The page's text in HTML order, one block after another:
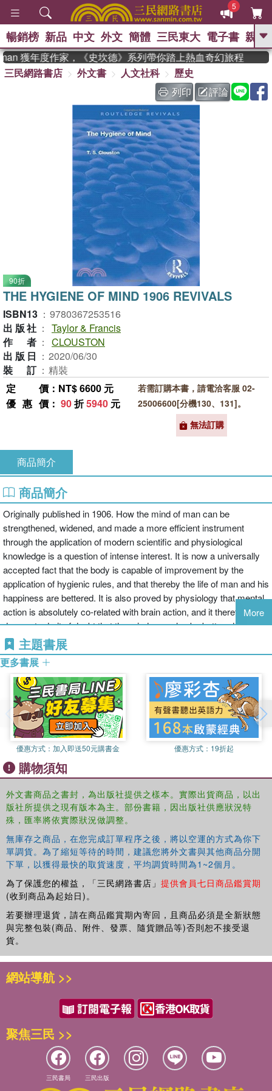
5
GO
熱搜： 東野圭吾 、
The Odyssey 、 父親節 、 如果歷
史是一群喵 、 暑期推薦 、 國際布克
獎 臺灣漫遊錄 、
登輝時代 、 數學女孩：黎曼猜想
偉大的迷走神經
暢銷榜 新品 中文 外文 簡體 三民東大 電子書 親子
獲年度作家，《史坎德》系列帶你踏上熱血奇幻旅程
三民網路書店
外文書 人文社科
歷史
列印
評論
90折
THE HYGIENE OF MIND 1906 REVIVALS
ISBN13 ： 9780367253516
出版社 ： Taylor & Francis
作者 ： CLOUSTON
出版日 ： 2020/06/30
裝訂 ： 精裝
定價 ：NT$ 6600 元
優惠價 ： 90折5940 元
若需訂購本書，請電洽客服 02-
25006600[分機130、131]。
無法訂購
商品簡介
商品簡介
Originally published in 1906. How the mind of man can be
strengthened, widened, and made a more efficient instrument
through the application of modern scientific and physiological
knowledge is a question of intense interest. It is now a universally
accepted fact that the body is capable of improvement by the
application of hygienic rules, and that thereby the life of man and his
happiness are bettered. It is also proved by physiology that mental
action is absolutely co-related with brain action, and it therefore
does not admit of doubt that the mind may also be bettered through
brain and bodily hygiene. This book includes chapters on the mind
machinery in the brian; how the brain mechanism works in regard
to mind; and te mental hygiene of bodily disease.
More
主題書展
更多書展
優惠方式： 加入即送50元購書金 優惠方式： 19折起
購物須知
外文書商品之書封，為出版社提供之樣本。實際出貨商品，以出
版社所提供之現有版本為主。部份書籍，因出版社供應狀況特
殊，匯率將依實際狀況做調整。
無庫存之商品，在您完成訂單程序之後，將以空運的方式為你下
單調貨。為了縮短等待的時間，建議您將外文書與其他商品分開
下單，以獲得最快的取貨速度，平均調貨時間為1~2個月。
為了保護您的權益，「三民網路書店」 提供會員七日商品鑑賞期
(收到商品為起始日)。
若要辦理退貨，請在商品鑑賞期內寄回，且商品必須是全新狀態
與完整包裝(商品、附件、發票、隨貨贈品等)否則恕不接受退
貨。
網站導航 >>
聚焦三民 >>
三民書局 三民出版